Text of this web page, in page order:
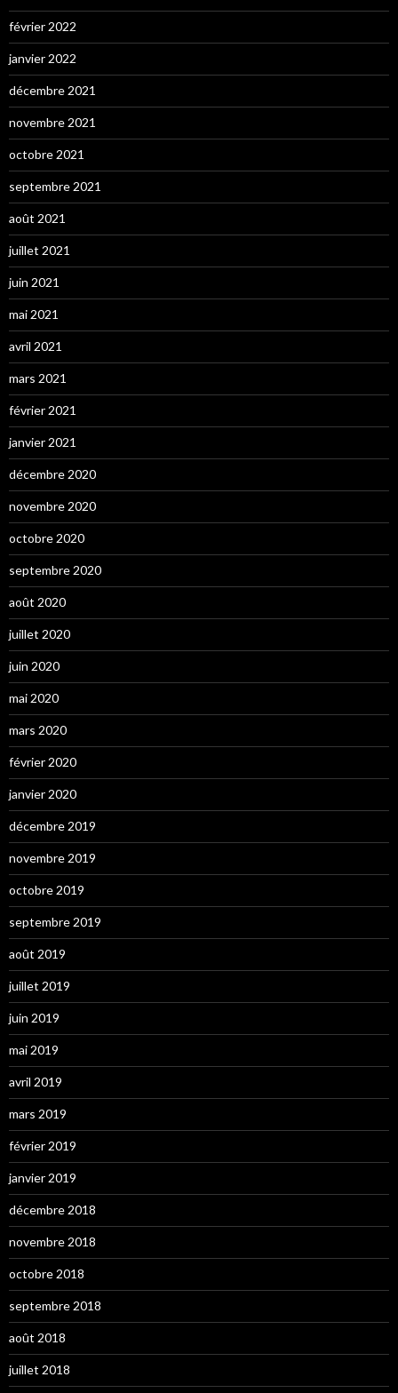
février 2022
janvier 2022
décembre 2021
novembre 2021
octobre 2021
septembre 2021
août 2021
juillet 2021
juin 2021
mai 2021
avril 2021
mars 2021
février 2021
janvier 2021
décembre 2020
novembre 2020
octobre 2020
septembre 2020
août 2020
juillet 2020
juin 2020
mai 2020
mars 2020
février 2020
janvier 2020
décembre 2019
novembre 2019
octobre 2019
septembre 2019
août 2019
juillet 2019
juin 2019
mai 2019
avril 2019
mars 2019
février 2019
janvier 2019
décembre 2018
novembre 2018
octobre 2018
septembre 2018
août 2018
juillet 2018